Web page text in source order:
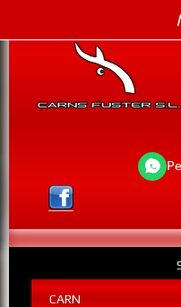
CARN